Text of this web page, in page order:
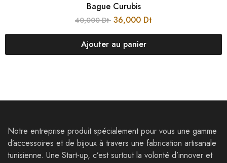
Bague Curubis
40,000Dt 36,000 Dt
Ajouter au panier
Notre entreprise produit spécialement pour vous une gamme
d’accessoires et de bijoux à travers une fabrication artisanale
tunisienne. Une Start-up, c’est surtout la volonté d’innover et